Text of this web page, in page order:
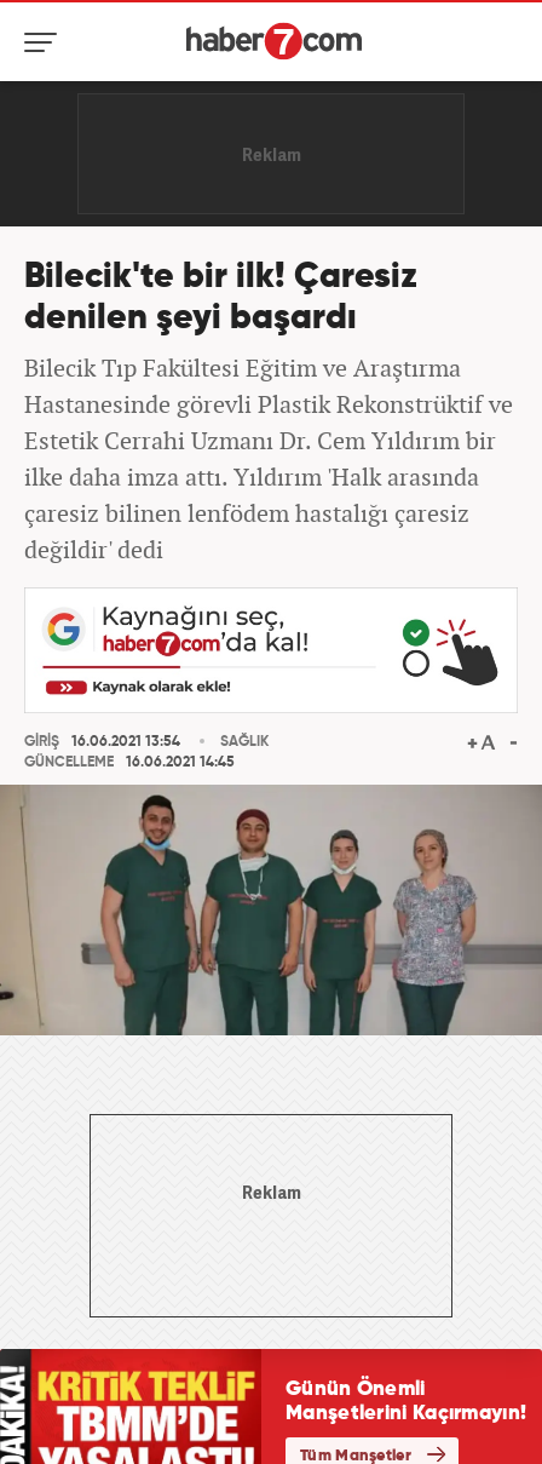
Bilecik'te bir ilk! Çaresiz
denilen şeyi başardı
Bilecik Tıp Fakültesi Eğitim ve Araştırma
Hastanesinde görevli Plastik Rekonstrüktif ve
Estetik Cerrahi Uzmanı Dr. Cem Yıldırım bir
ilke daha imza attı. Yıldırım 'Halk arasında
çaresiz bilinen lenfödem hastalığı çaresiz
değildir' dedi
GİRİŞ
16.06.2021 13:54
GÜNCELLEME
16.06.2021 14:45
SAĞLIK